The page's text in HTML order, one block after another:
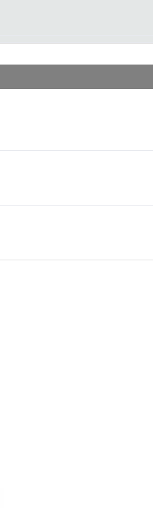
tributaria, fin del